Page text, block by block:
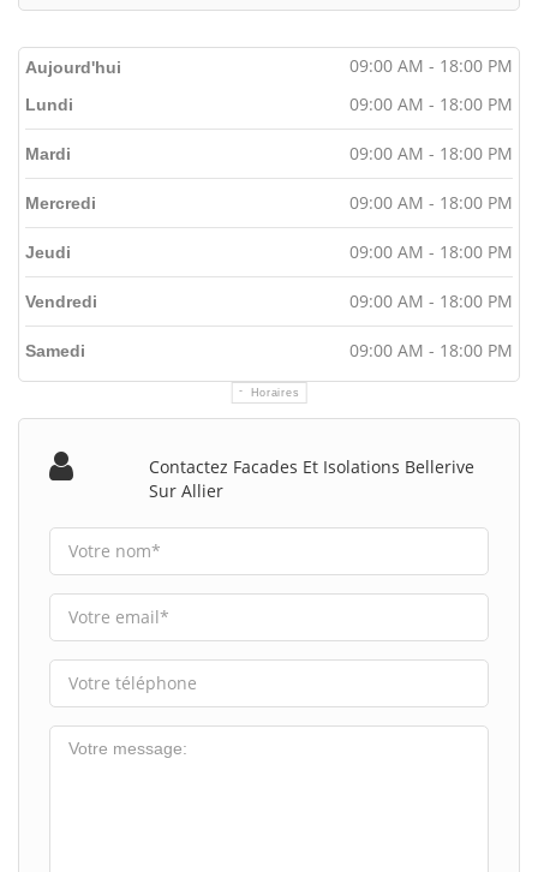
Aujourd'hui 09:00 AM - 18:00 PM
Horaires
Lundi 09:00 AM - 18:00 PM
Mardi 09:00 AM - 18:00 PM
Mercredi 09:00 AM - 18:00 PM
Jeudi 09:00 AM - 18:00 PM
Vendredi 09:00 AM - 18:00 PM
Samedi 09:00 AM - 18:00 PM
Contactez Facades Et Isolations Bellerive
Sur Allier